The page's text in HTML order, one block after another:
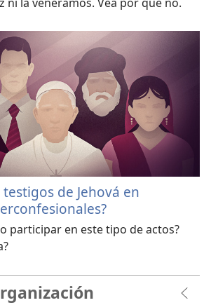
de Jehová en
participar en este tipo de actos?